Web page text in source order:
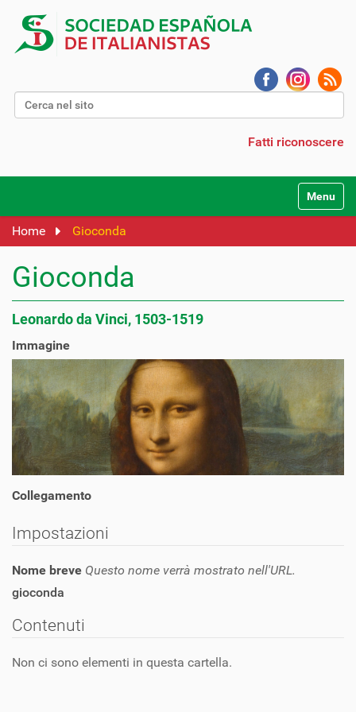
Fatti riconoscere
Alterna
Home Gioconda
Gioconda
Leonardo da Vinci, 1503-1519
Immagine
Collegamento
Impostazioni
Nome breve Questo nome verrà mostrato nell'URL.
gioconda
Contenuti
Non ci sono elementi in questa cartella.